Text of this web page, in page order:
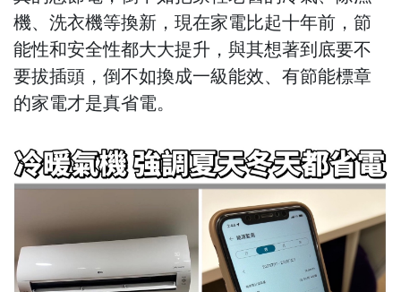
機、洗衣機等換新，現在家電比起十年前，節
能性和安全性都大大提升，與其想著到底要不
要拔插頭，倒不如換成一級能效、有節能標章
的家電才是真省電。